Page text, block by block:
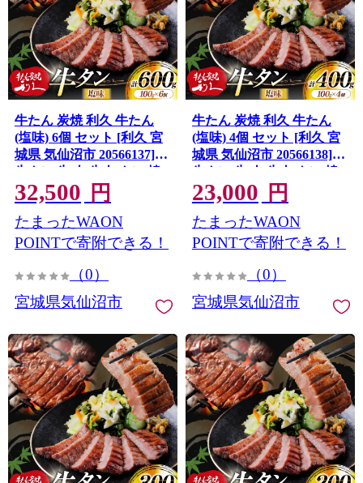
牛たん 炭焼 利久 牛たん
(塩味) 6個 セット [利久 宮
城県 気仙沼市 20566137]
牛タン 牛 肉 牛肉 タン 焼
肉 キャンプ アウトドア バ
ーベキュー BBQ 牛タン塩
牛たん塩 冷凍 小分け 個包
装
32,500 円
たまったWAON
POINTで寄附できる！
（0）
宮城県気仙沼市
牛たん 炭焼 利久 牛たん
(塩味) 4個 セット [利久 宮
城県 気仙沼市 20566138]
牛タン 牛 肉 牛肉 タン 焼
肉 キャンプ アウトドア バ
ーベキュー BBQ 牛タン塩
牛たん塩 冷凍 小分け 個包
装
23,000 円
たまったWAON
POINTで寄附できる！
（0）
宮城県気仙沼市